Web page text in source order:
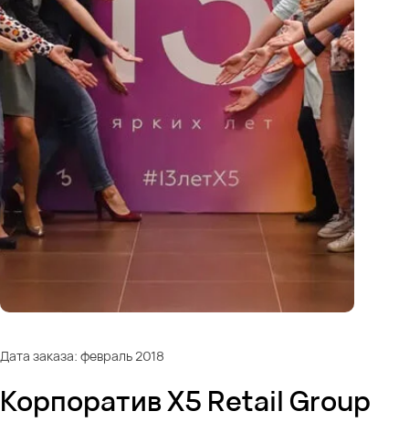
Дата заказа: февраль 2018
Корпоратив X5 Retail Group